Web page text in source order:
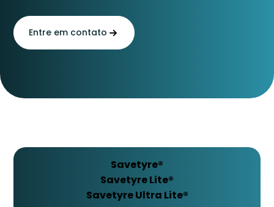
Entre em contato
Savetyre®
Savetyre Lite®
Savetyre Ultra Lite®